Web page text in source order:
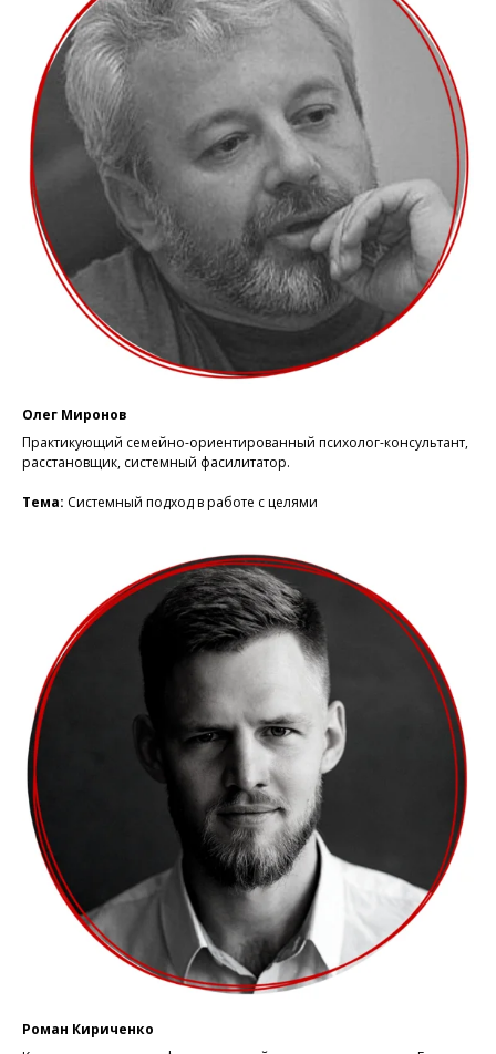
Олег Миронов
Практикующий семейно-ориентированный психолог-консультант,
расстановщик, системный фасилитатор.
Тема: Системный подход в работе с целями
Роман Кириченко